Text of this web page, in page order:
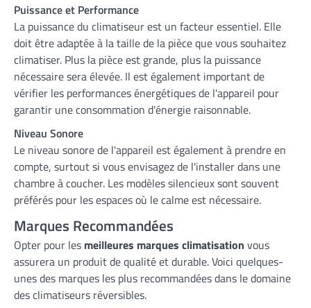
Puissance et Performance
La puissance du climatiseur est un facteur essentiel. Elle
doit être adaptée à la taille de la pièce que vous souhaitez
climatiser. Plus la pièce est grande, plus la puissance
nécessaire sera élevée. Il est également important de
vérifier les performances énergétiques de l'appareil pour
garantir une consommation d'énergie raisonnable.
Niveau Sonore
Le niveau sonore de l'appareil est également à prendre en
compte, surtout si vous envisagez de l'installer dans une
chambre à coucher. Les modèles silencieux sont souvent
préférés pour les espaces où le calme est nécessaire.
Marques Recommandées
Opter pour les meilleures marques climatisation vous
assurera un produit de qualité et durable. Voici quelques-
unes des marques les plus recommandées dans le domaine
des climatiseurs réversibles.